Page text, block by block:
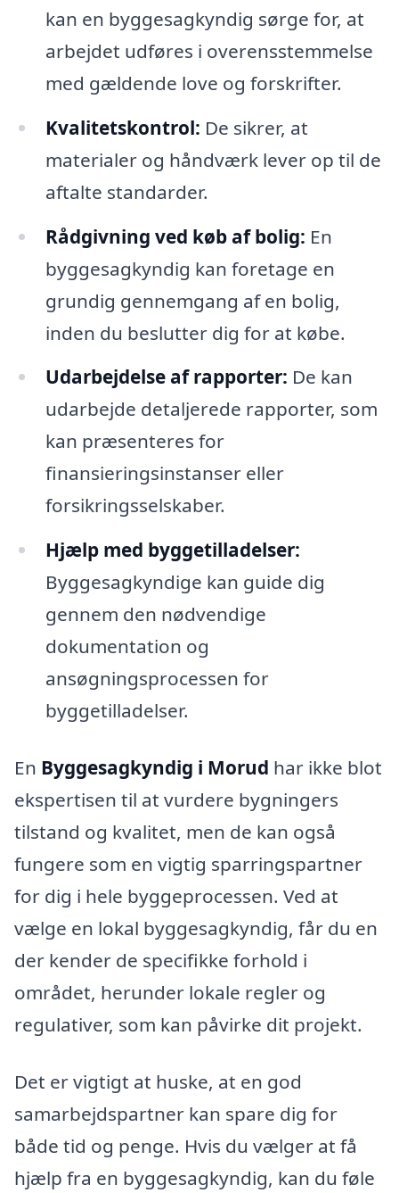
kan en byggesagkyndig sørge for, at
arbejdet udføres i overensstemmelse
med gældende love og forskrifter.
Kvalitetskontrol: De sikrer, at
materialer og håndværk lever op til de
aftalte standarder.
Rådgivning ved køb af bolig: En
byggesagkyndig kan foretage en
grundig gennemgang af en bolig,
inden du beslutter dig for at købe.
Udarbejdelse af rapporter: De kan
udarbejde detaljerede rapporter, som
kan præsenteres for
finansieringsinstanser eller
forsikringsselskaber.
Hjælp med byggetilladelser:
Byggesagkyndige kan guide dig
gennem den nødvendige
dokumentation og
ansøgningsprocessen for
byggetilladelser.
En Byggesagkyndig i Morud har ikke blot
ekspertisen til at vurdere bygningers
tilstand og kvalitet, men de kan også
fungere som en vigtig sparringspartner
for dig i hele byggeprocessen. Ved at
vælge en lokal byggesagkyndig, får du en
der kender de specifikke forhold i
området, herunder lokale regler og
regulativer, som kan påvirke dit projekt.
Det er vigtigt at huske, at en god
samarbejdspartner kan spare dig for
både tid og penge. Hvis du vælger at få
hjælp fra en byggesagkyndig, kan du føle